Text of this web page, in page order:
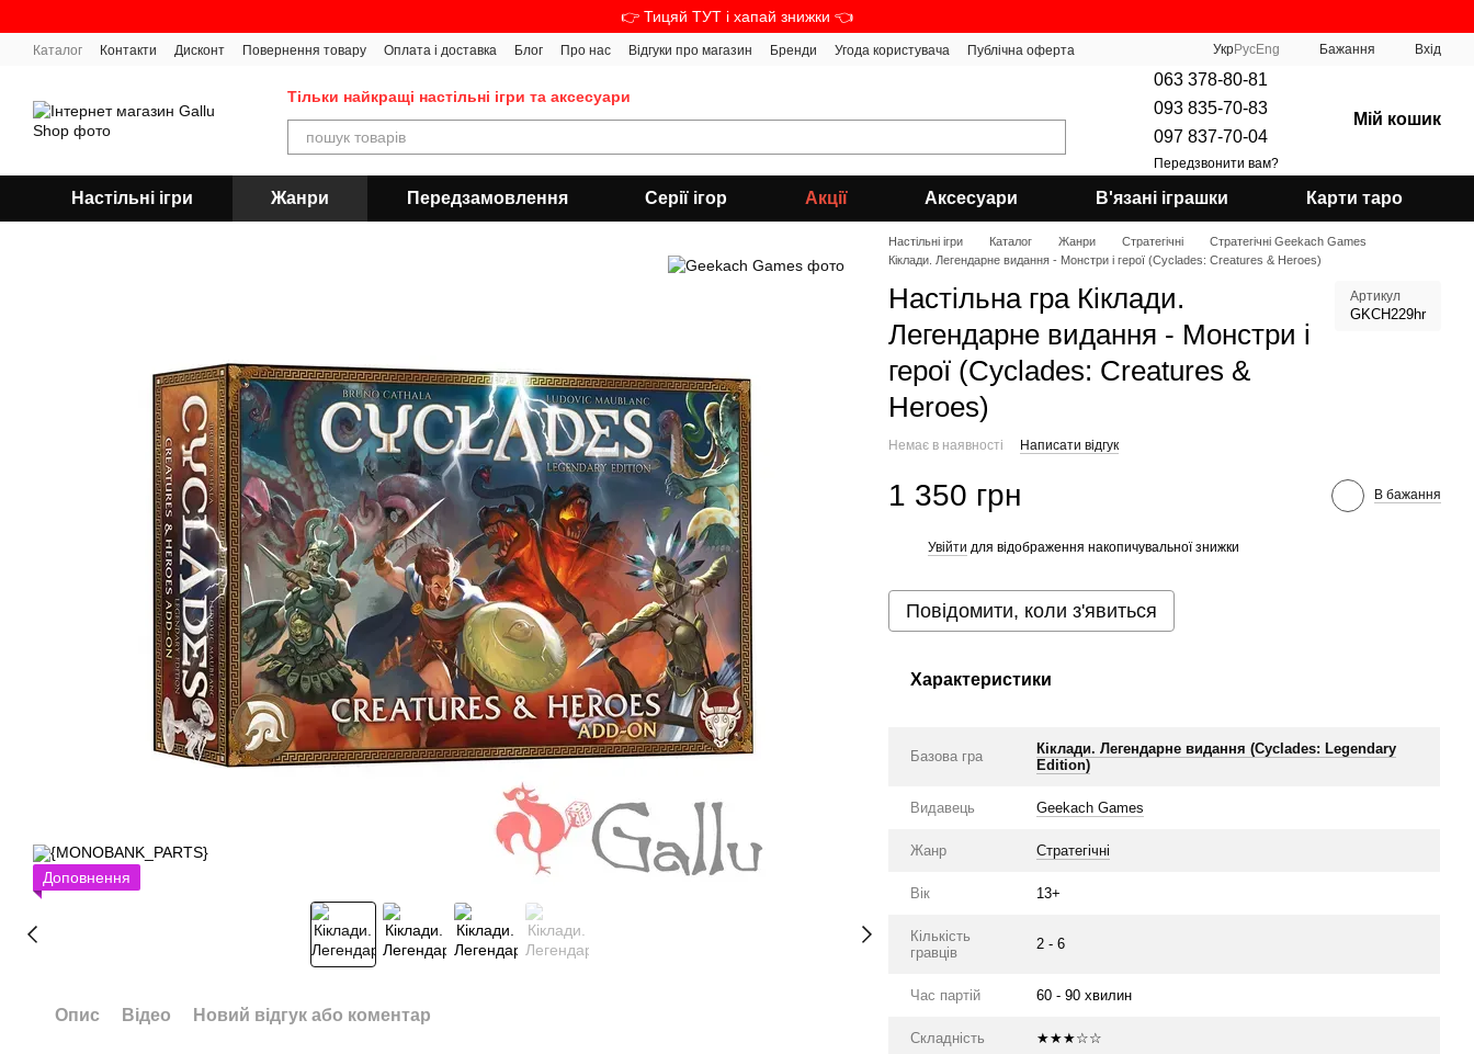
👉 Тицяй ТУТ і хапай знижки 👈
Каталог Контакти Дисконт Повернення товару Оплата і доставка Блог Про нас Відгуки про магазин Бренди Угода користувача Публічна оферта УкрРусEng Бажання Вхід
Тільки найкращі настільні ігри та аксесуари
063 378-80-81
093 835-70-83
097 837-70-04
Передзвонити вам?
Мій кошик
Настільні ігри Жанри Передзамовлення Серії ігор Акції Аксесуари В'язані іграшки Карти таро
Доповнення
Опис Відео Новий відгук або коментар
Настільні ігри Каталог Жанри Стратегічні
Стратегічні Geekach Games
Кіклади. Легендарне видання - Монстри і герої (Cyclades: Creatures & Heroes)
Настільна гра Кіклади.
Легендарне видання - Монстри і
герої (Cyclades: Creatures &
Heroes)
Артикул
GKCH229hr
Немає в наявності Написати відгук
1 350 грн В бажання
Увійти для відображення накопичувальної знижки
Повідомити, коли з'явиться
Характеристики
Базова гра
Кіклади. Легендарне видання (Cyclades: Legendary
Edition)
Видавець Geekach Games
Жанр Стратегічні
Вік 13+
Кількість
гравців
2 - 6
Час партій 60 - 90 хвилин
Складність ★★★☆☆